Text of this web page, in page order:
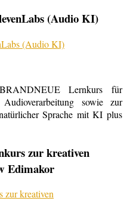
(Audio KI)
Lernkurs für
sowie zur
Sprache mit KI plus
zur kreativen
Edimakor